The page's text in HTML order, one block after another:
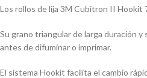
Los rollos de lija 3M Cubitron II Hookit
Su grano triangular de larga duración
antes de difuminar o imprimar.
El sistema Hookit facilita el cambio